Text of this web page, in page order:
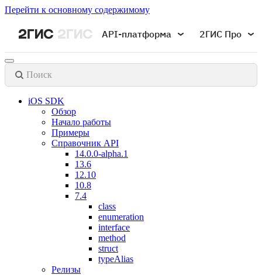
Перейти к основному содержимому
API-платформа 2ГИС Про
Поиск
iOS SDK
Обзор
Начало работы
Примеры
Справочник API
14.0.0-alpha.1
13.6
12.10
10.8
7.4
class
enumeration
interface
method
struct
typeAlias
Релизы